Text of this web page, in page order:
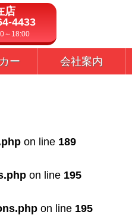
店
4433
～18:00
ー 会社案内
on line 189
on line 195
on line 195